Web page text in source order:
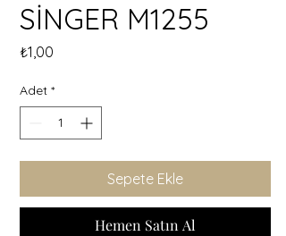
SİNGER M1255
₺1,00
Adet *
Sepete Ekle
Hemen Satın Al